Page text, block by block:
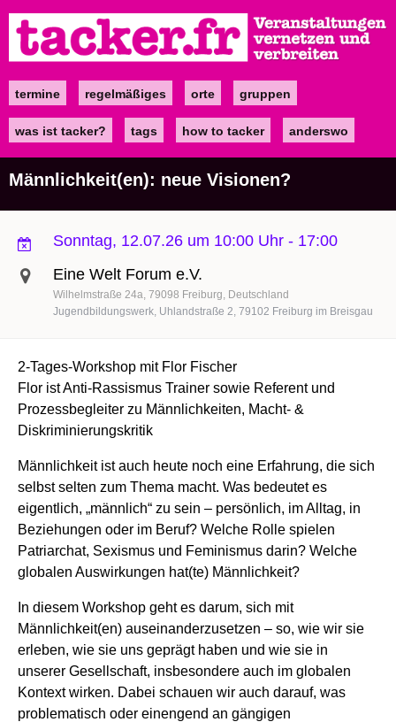
zum
Inhalt
Maintermine regelmäßiges orte gruppen
was ist tacker? tags how to tacker anderswo
Männlichkeit(en): neue Visionen?
Sonntag, 12.07.26 um 10:00 Uhr - 17:00
Eine Welt Forum e.V.
Wilhelmstraße 24a 79098 Freiburg Deutschland
Jugendbildungswerk, Uhlandstraße 2, 79102 Freiburg im Breisgau
2-Tages-Workshop mit Flor Fischer
Flor ist Anti-Rassismus Trainer sowie Referent und
Prozessbegleiter zu Männlichkeiten, Macht- &
Diskriminierungskritik
Männlichkeit ist auch heute noch eine Erfahrung, die sich
selbst selten zum Thema macht. Was bedeutet es
eigentlich, „männlich“ zu sein – persönlich, im Alltag, in
Beziehungen oder im Beruf? Welche Rolle spielen
Patriarchat, Sexismus und Feminismus darin? Welche
globalen Auswirkungen hat(te) Männlichkeit?
In diesem Workshop geht es darum, sich mit
Männlichkeit(en) auseinanderzusetzen – so, wie wir sie
erleben, wie sie uns geprägt haben und wie sie in
unserer Gesellschaft, insbesondere auch im globalen
Kontext wirken. Dabei schauen wir auch darauf, was
problematisch oder einengend an gängigen